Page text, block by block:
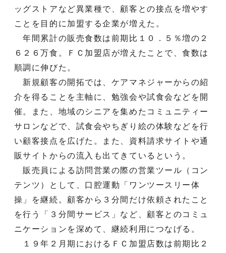
ッグストアなど異業種で、顧客との接点を増やす
ことを目的に加盟する企業が増えた。
年間累計の販売食数は前期比１０．５％増の２
６２６万食。ＦＣ加盟店が増えたことで、食数は
順調に伸びた。
新規顧客の開拓では、ケアマネジャーからの紹
介を得ることを主軸に、勉強会や試食会などを開
催。また、地域のシニアを集めたコミュニティー
サロンなどで、試食会やちぎり絵の体験などを行
い顧客接点を広げた。また、資料請求サイトや通
販サイトからの流入も出てきているという。
販売員による訪問営業の際の営業ツール（コン
テンツ）として、口腔運動「ワンツースリー体
操」を継続。顧客から３分間だけ依頼されたこと
を行う「３分間サービス」など、顧客とのコミュ
ニケーションを深めて、継続利用につなげる。
１９年２月期におけるＦＣ加盟店数は前期比２